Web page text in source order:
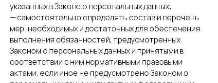
указанных в Законе о персональных данных;
— самостоятельно определять состав и перечень
мер, необходимых и достаточных для обеспечения
выполнения обязанностей, предусмотренных
Законом о персональных данных и принятыми в
соответствии с ним нормативными правовыми
актами, если иное не предусмотрено Законом о